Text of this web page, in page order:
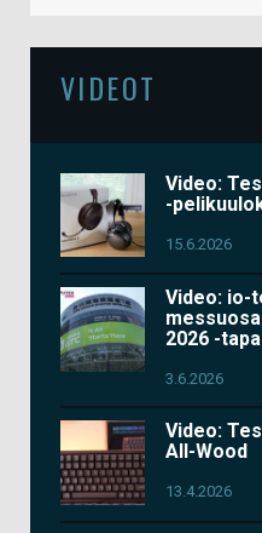
VIDEOT
Video:
-
15.6.2026
Video: io-
2026 -
3.6.2026
Video:
All-Wood
13.4.2026